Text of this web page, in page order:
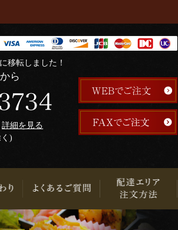
移転しました！
ら
詳細を見る
)